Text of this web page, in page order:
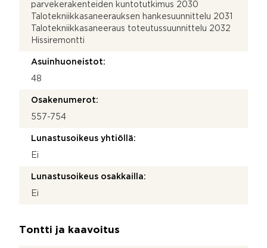
parvekerakenteiden kuntotutkimus 2030
Talotekniikkasaneerauksen hankesuunnittelu 2031
Talotekniikkasaneeraus toteutussuunnittelu 2032
Hissiremontti
Asuinhuoneistot:
48
Osakenumerot:
557-754
Lunastusoikeus yhtiöllä:
Ei
Lunastusoikeus osakkailla:
Ei
Tontti ja kaavoitus